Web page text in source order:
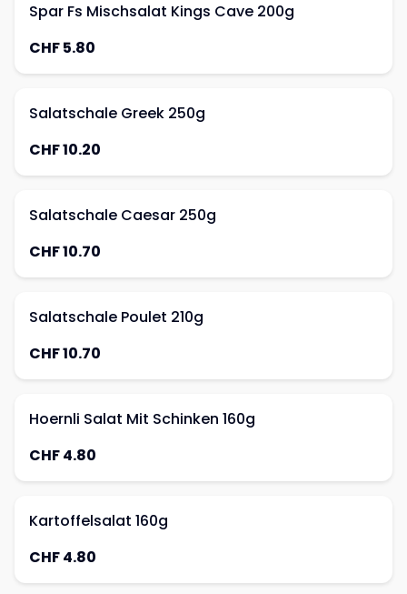
Spar Fs Mischsalat Kings Cave 200g
CHF 5.80
Salatschale Greek 250g
CHF 10.20
Salatschale Caesar 250g
CHF 10.70
Salatschale Poulet 210g
CHF 10.70
Hoernli Salat Mit Schinken 160g
CHF 4.80
Kartoffelsalat 160g
CHF 4.80